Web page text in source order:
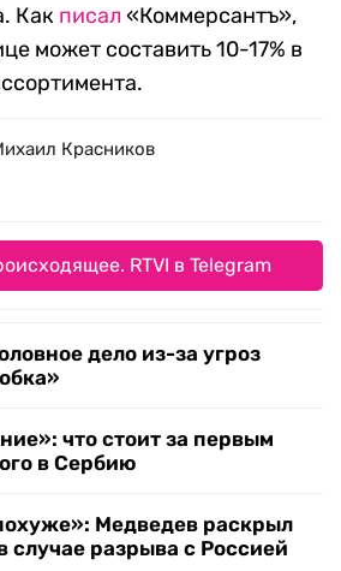
Как писал «Коммерсантъ»,
может составить 10-17% в
Красников
RTVI в Telegram
дело из-за угроз
что стоит за первым
в Сербию
Медведев раскрыл
случае разрыва с Россией